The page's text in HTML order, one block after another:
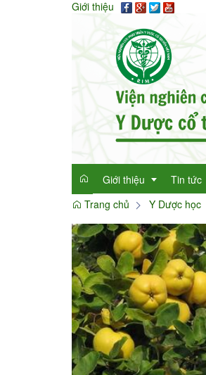
Giới thiệu
Giới thiệu
Giới thiệu
Mục đích
Chức năng nhiệm vụ
Tin tức
Tin tức
Tin tức
Trang chủ
Y Dược học